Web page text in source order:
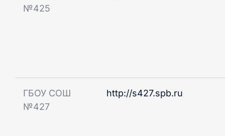
№425
ГБОУ СОШ
№427
http://s427.spb.ru